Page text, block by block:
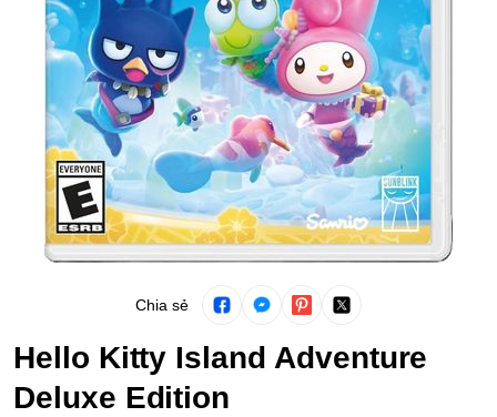
Chia sẻ
Hello Kitty Island Adventure
Deluxe Edition